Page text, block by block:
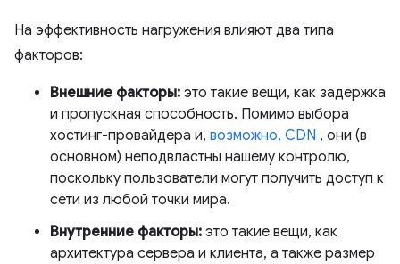
На эффективность нагружения влияют два типа
факторов:
Внешние факторы: это такие вещи, как задержка
и пропускная способность. Помимо выбора
хостинг-провайдера и, возможно, CDN , они (в
основном) неподвластны нашему контролю,
поскольку пользователи могут получить доступ к
сети из любой точки мира.
Внутренние факторы: это такие вещи, как
архитектура сервера и клиента, а также размер